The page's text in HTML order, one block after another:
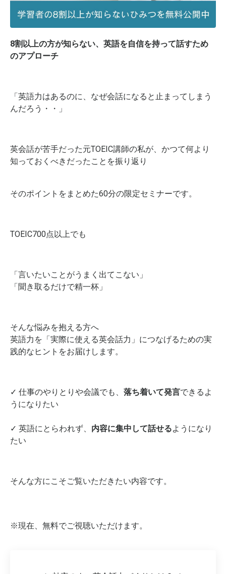
8割以上の方が知らない、英語を自信を持って話すため
のアプローチ
「英語力はあるのに、なぜ会話になると止まってしまう
んだろう・・」
英会話が苦手だった元TOEIC講師の私が、かつて何より
知っておくべきだったことを振り返り
そのポイントをまとめた60分の限定セミナーです。
TOEIC700点以上でも
「言いたいことがうまく出てこない」
「聞き取るだけで精一杯」
そんな悩みを抱える方へ
英語力を「実際に使える英会話力」につなげるための実
践的なヒントをお届けします。
✓ 仕事のやりとりや会議でも、 落ち着いて発言できるよ
うになりたい
✓ 英語にとらわれず、 内容に集中して話せるようになり
たい
そんな方にこそご覧いただきたい内容です。
※現在、無料でご視聴いただけます。